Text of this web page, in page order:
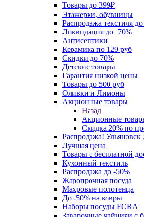
Товары до 399₽
Этажерки, обувницы
Распродажа текстиля
Ликвидация до -70%
Антисептики
Керамика по 129 руб
Скидки до 70%
Детские товары
Гарантия низкой цены
Товары до 500 руб
Оливки и Лимоны
Акционные товары
Назад
Акционные
Скидка 20% по
Распродажа! Ульяновск
Лучшая цена
Товары с бесплатной
Кухонный текстиль
Распродажа до -50%
Жаропрочная посуда
Махровые полотенца
До -50% на ковры
Наборы посуды FORA
Заварочные чайники с